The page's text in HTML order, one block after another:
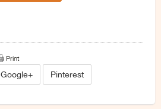
Print
Google+ Pinterest